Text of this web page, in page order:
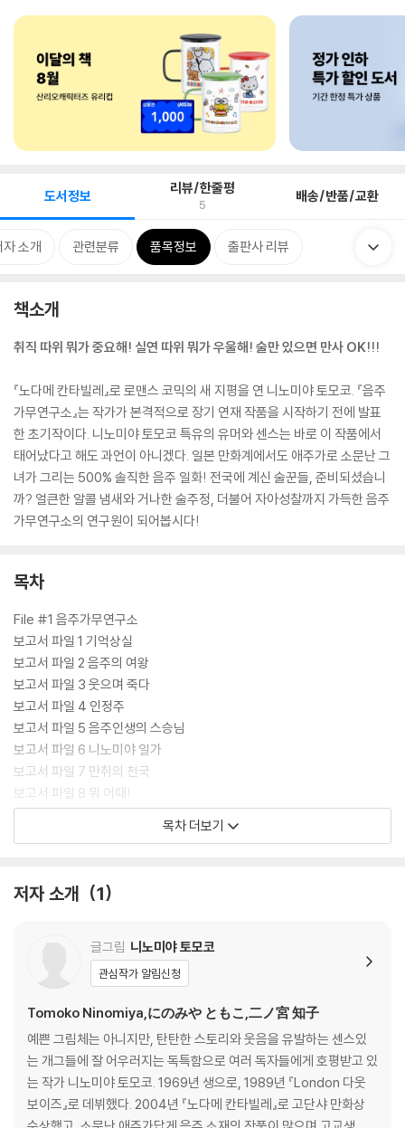
도서정보 리뷰/한줄평
5 배송/반품/교환
자 소개 관련분류 품목정보 출판사 리뷰
책소개
취직 따위 뭐가 중요해! 실연 따위 뭐가 우울해! 술만 있으면 만사 OK!!!
『노다메 칸타빌레』로 로맨스 코믹의 새 지평을 연 니노미야 토모코. 『음주
가무연구소』는 작가가 본격적으로 장기 연재 작품을 시작하기 전에 발표
한 초기작이다. 니노미야 토모코 특유의 유머와 센스는 바로 이 작품에서
태어났다고 해도 과언이 아니겠다. 일본 만화계에서도 애주가로 소문난 그
녀가 그리는 500% 솔직한 음주 일화! 전국에 계신 술꾼들, 준비되셨습니
까? 얼큰한 알콜 냄새와 거나한 술주정, 더불어 자아성찰까지 가득한 음주
가무연구소의 연구원이 되어봅시다!
목차
File #1 음주가무연구소
보고서 파일 1 기억상실
보고서 파일 2 음주의 여왕
보고서 파일 3 웃으며 죽다
보고서 파일 4 인정주
보고서 파일 5 음주인생의 스승님
보고서 파일 6 니노미야 일가
보고서 파일 7 만취의 천국
보고서 파일 8 뭐 어때!
보고서 파일 9 우울한 날
보고서 파일 10 음주인간 진화론
보고서 파일 13 사랑과 평화
보고서 파일 15 사장님에게 경례!
보고서 파일 16 폭주하는 베로니타
보고서 파일 17 금주하다
보고서 파일 18 막무가내 음주
보고서 파일 19 아저씨 증후군
보고서 파일 20 아저씨의 길
보고서 파일 21 필살세균 파이로리균
보고서 파일 22 평범한 여성으로의 복귀
보고서 파일 23 연구소 동아리 소동
목차 더보기
저자 소개 1
글그림 니노미야 토모코
관심작가 알림신청
Tomoko Ninomiya,にのみや ともこ,二ノ宮 知子
예쁜 그림체는 아니지만, 탄탄한 스토리와 웃음을 유발하는 센스있
는 개그들에 잘 어우러지는 독특함으로 여러 독자들에게 호평받고 있
는 작가 니노미야 토모코. 1969년 생으로, 1989년 『London 다웃
보이즈』로 데뷔했다. 2004년 『노다메 칸타빌레』로 고단샤 만화상